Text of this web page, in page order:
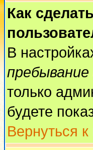
Как
В
только
будете
Вернуться